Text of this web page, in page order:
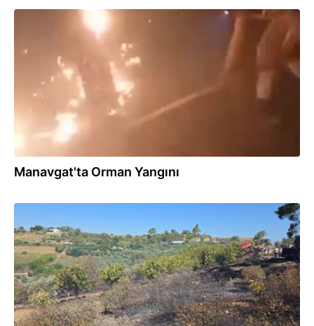
Manavgat'ta Orman Yangını